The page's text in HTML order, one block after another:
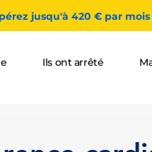
jusqu'à 420 € par mois
Ils ont arrêté